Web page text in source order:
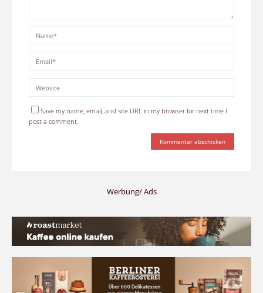
Save my name, email, and site URL in my browser for next time I
post a comment.
Werbung/ Ads